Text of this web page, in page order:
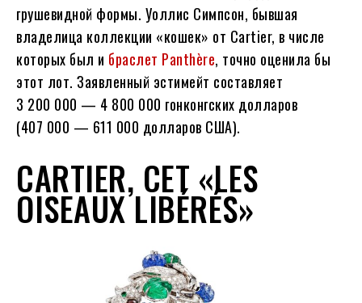
грушевидной формы. Уоллис Симпсон, бывшая
владелица коллекции «кошек» от Cartier, в числе
которых был и браслет Panthère, точно оценила бы
этот лот. Заявленный эстимейт составляет
3 200 000 — 4 800 000 гонконгских долларов
(407 000 — 611 000 долларов США).
CARTIER, СЕТ «LES
OISEAUX LIBÉRÉS»